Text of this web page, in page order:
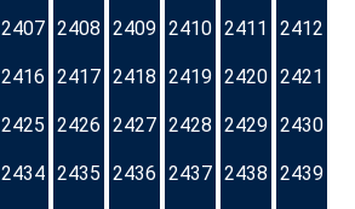
2407 2408 2409 2410 2411 2412
2416 2417 2418 2419 2420 2421
2425 2426 2427 2428 2429 2430
2434 2435 2436 2437 2438 2439